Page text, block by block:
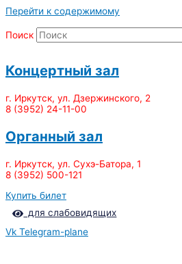
Перейти к содержимому
Поиск
Концертный зал
г. Иркутск, ул. Дзержинского, 2
8 (3952) 24-11-00
Органный зал
г. Иркутск, ул. Сухэ-Батора, 1
8 (3952) 500-121
Купить билет
для слабовидящих
Vk Telegram-plane